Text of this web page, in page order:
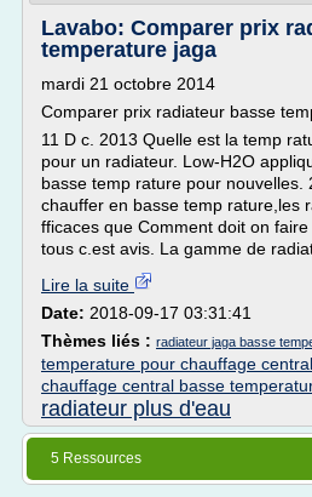
Lavabo: Comparer prix
temperature jaga
mardi 21 octobre 2014
Comparer prix radiateur basse
11 D c. 2013 Quelle est la temp
pour un radiateur. Low-H2O
basse temp rature pour nouvelles.
chauffer en basse temp rature,les
fficaces que Comment doit on
tous c.est avis. La gamme de
Lire la suite
Date: 2018-09-17 03:31:41
Thèmes liés : radiateur jaga basse
temperature pour chauffage central
chauffage central basse
radiateur plus d'eau
5 Ressources